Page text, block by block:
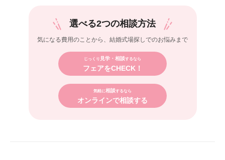
選べる2つの相談方法
気になる費用のことから、 結婚式場探しでのお悩みまで
じっくり 見学・相談するなら
フェアをCHECK！
気軽に相談するなら
オンラインで相談する